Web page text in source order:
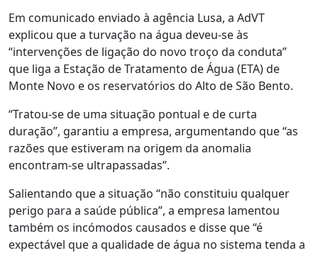
Em comunicado enviado à agência Lusa, a AdVT
explicou que a turvação na água deveu-se às
“intervenções de ligação do novo troço da conduta”
que liga a Estação de Tratamento de Água (ETA) de
Monte Novo e os reservatórios do Alto de São Bento.
“Tratou-se de uma situação pontual e de curta
duração”, garantiu a empresa, argumentando que “as
razões que estiveram na origem da anomalia
encontram-se ultrapassadas”.
Salientando que a situação “não constituiu qualquer
perigo para a saúde pública”, a empresa lamentou
também os incómodos causados e disse que “é
expectável que a qualidade de água no sistema tenda a